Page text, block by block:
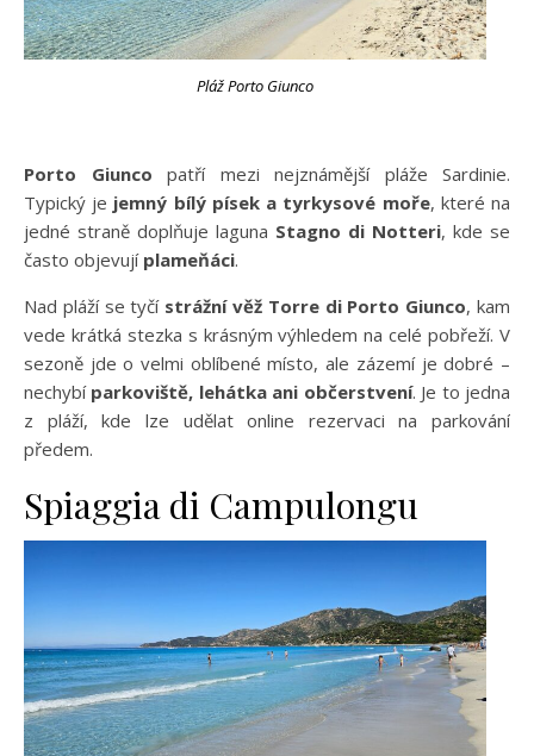
Pláž Porto Giunco
Porto Giunco patří mezi nejznámější pláže Sardinie.
Typický je jemný bílý písek a tyrkysové moře, které na
jedné straně doplňuje laguna Stagno di Notteri, kde se
často objevují plameňáci.
Nad pláží se tyčí strážní věž Torre di Porto Giunco, kam
vede krátká stezka s krásným výhledem na celé pobřeží. V
sezoně jde o velmi oblíbené místo, ale zázemí je dobré –
nechybí parkoviště, lehátka ani občerstvení. Je to jedna
z pláží, kde lze udělat online rezervaci na parkování
předem.
Spiaggia di Campulongu